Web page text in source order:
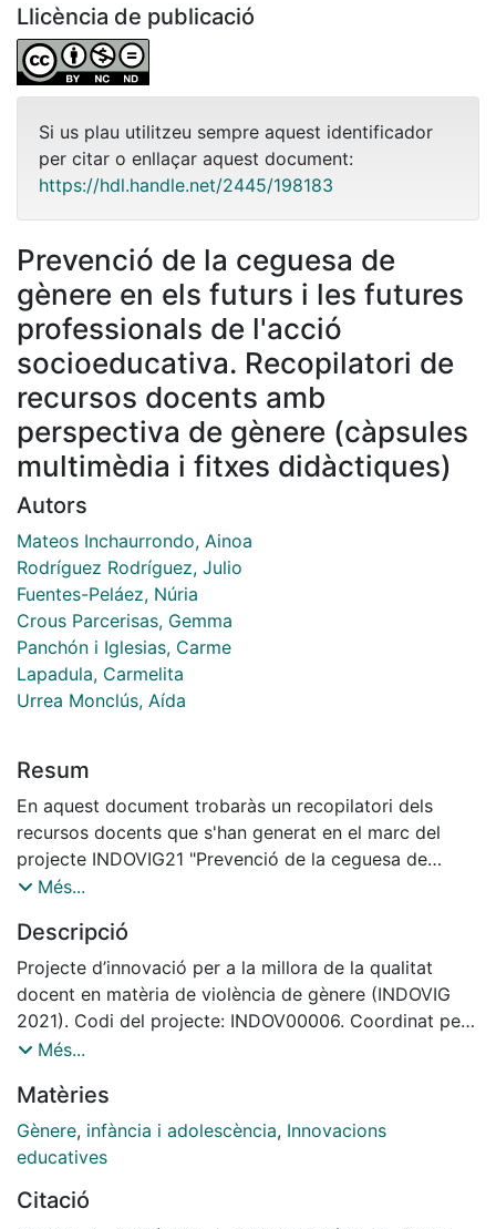
Llicència de publicació
Si us plau utilitzeu sempre aquest identificador
per citar o enllaçar aquest document:
https://hdl.handle.net/2445/198183
Prevenció de la ceguesa de
gènere en els futurs i les futures
professionals de l'acció
socioeducativa. Recopilatori de
recursos docents amb
perspectiva de gènere (càpsules
multimèdia i fitxes didàctiques)
Autors
Mateos Inchaurrondo, Ainoa
Rodríguez Rodríguez, Julio
Fuentes-Peláez, Núria
Crous Parcerisas, Gemma
Panchón i Iglesias, Carme
Lapadula, Carmelita
Urrea Monclús, Aída
Resum
En aquest document trobaràs un recopilatori dels
recursos docents que s'han generat en el marc del
projecte INDOVIG21 "Prevenció de la ceguesa de
gènere en els futurs i les futures professionals de
càpsules formatives multimèdia amb perspectiva de
gènere" (2021INDOV00006).
Es recullen tots els enllaços a les versions en català i
castellà tant de les càpsules formatives (vídeos) com
a les publicacions de les fitxes didàctiques al Dipòsit
Les càpsules i les respectives fitxes són: Perspectiva
de Gènere (PG); Acolliment residencial amb PG;
Educació afectiva i sexual en la infància i
Familiar amb PG; Persones menors d'edat migrades no
Més...
Descripció
Projecte d’innovació per a la millora de la qualitat
docent en matèria de violència de gènere (INDOVIG
2021). Codi del projecte: INDOV00006. Coordinat per
la Dra. Ainoa Mateos. Grup d'innovació docent
Més...
Matèries
Gènere, infància i adolescència, Innovacions
educatives
Citació